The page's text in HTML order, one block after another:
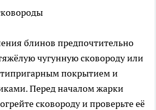
блинов предпочтительно
чугунную сковороду или
покрытием и
Перед началом жарки
сковороду и проверьте её